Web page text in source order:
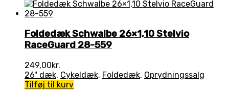
Foldedæk Schwalbe 26×1,10 Stelvio
RaceGuard 28-559
249,00kr.
26" dæk, Cykeldæk, Foldedæk, Oprydningssalg
Tilføj til kurv